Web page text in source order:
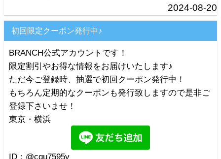
2024-08-20
初回限定クーポン発行中♪
BRANCH公式アカウントです！
限定割引やお得な情報をお届けいたします♪
ただ今ご登録時、抽選で初回クーポン発行中！
もちろん定期的なクーポンも発行致しますので是非ご
登録下さいませ！
東京・横浜
ID：@cqu7595v